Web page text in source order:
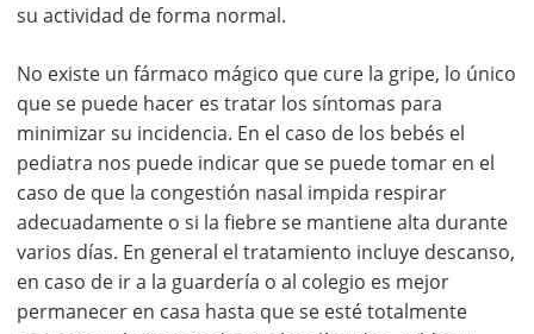
su actividad de forma normal.
No existe un fármaco mágico que cure la gripe, lo único
que se puede hacer es tratar los síntomas para
minimizar su incidencia. En el caso de los bebés el
pediatra nos puede indicar que se puede tomar en el
caso de que la congestión nasal impida respirar
adecuadamente o si la fiebre se mantiene alta durante
varios días. En general el tratamiento incluye descanso,
en caso de ir a la guardería o al colegio es mejor
permanecer en casa hasta que se esté totalmente